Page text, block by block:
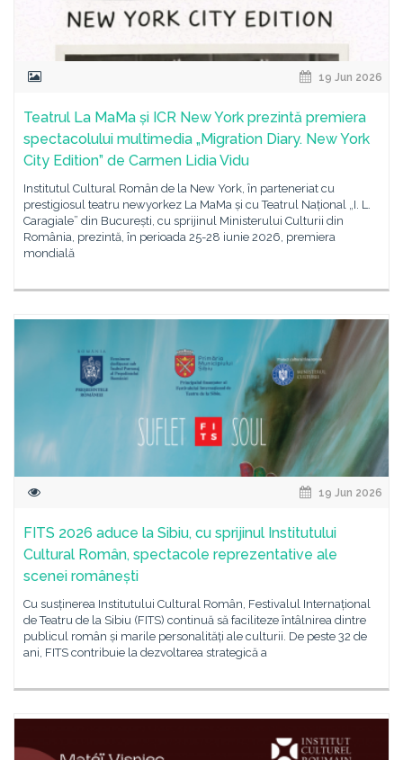
19 Jun 2026
Teatrul La MaMa și ICR New York prezintă premiera
spectacolului multimedia „Migration Diary. New York
City Edition” de Carmen Lidia Vidu
Institutul Cultural Român de la New York, în parteneriat cu
prestigiosul teatru newyorkez La MaMa și cu Teatrul Național „I. L.
Caragiale” din București, cu sprijinul Ministerului Culturii din
România, prezintă, în perioada 25-28 iunie 2026, premiera
mondială
19 Jun 2026
FITS 2026 aduce la Sibiu, cu sprijinul Institutului
Cultural Român, spectacole reprezentative ale
scenei românești
Cu susținerea Institutului Cultural Român, Festivalul Internațional
de Teatru de la Sibiu (FITS) continuă să faciliteze întâlnirea dintre
publicul român și marile personalități ale culturii. De peste 32 de
ani, FITS contribuie la dezvoltarea strategică a